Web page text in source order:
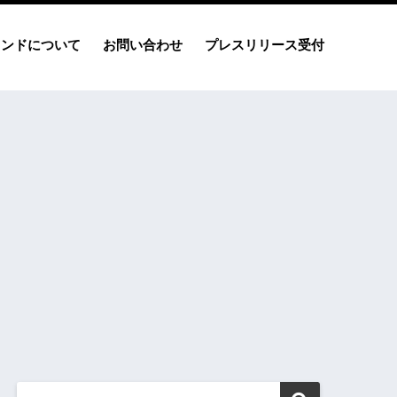
ドについて お問い合わせ プレスリリース受付